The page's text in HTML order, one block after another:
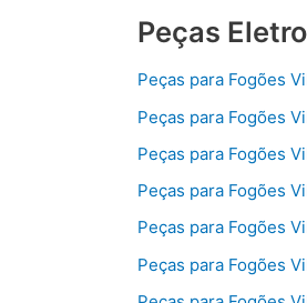
Peças
Peças para Fogões
Peças para Fogões
Peças para Fogões
Peças para Fogões
Peças para Fogões
Peças para Fogões